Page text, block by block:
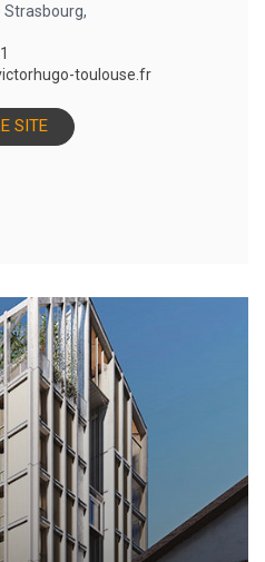
Strasbourg,
toulouse.fr
SITE